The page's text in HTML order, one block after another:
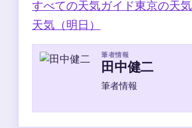
すべての天気ガイド東京の天気
天気（明日）
筆者情報
田中健二
筆者情報